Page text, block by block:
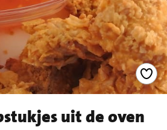
uit de oven